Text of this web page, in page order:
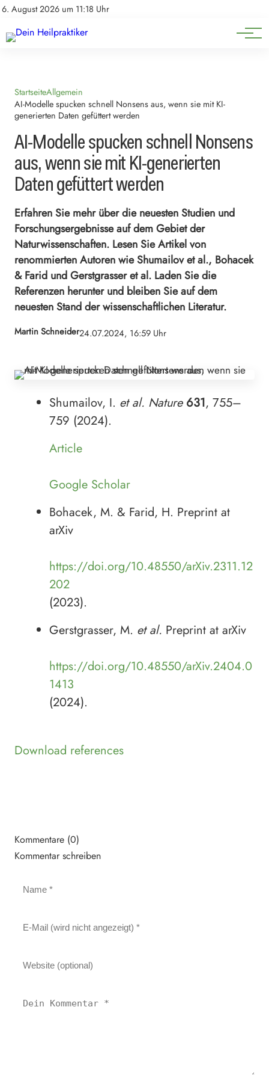
6. August 2026 um 11:18 Uhr
Impressum
Natürliche Medizin
Heilpflanzen & Kräuterkunde
StartseiteAllgemein
AI-Modelle spucken schnell Nonsens aus, wenn sie mit KI-
generierten Daten gefüttert werden
AI-Modelle spucken schnell Nonsens
aus, wenn sie mit KI-generierten
Daten gefüttert werden
Erfahren Sie mehr über die neuesten Studien und
Forschungsergebnisse auf dem Gebiet der
Naturwissenschaften. Lesen Sie Artikel von
renommierten Autoren wie Shumailov et al., Bohacek
& Farid und Gerstgrasser et al. Laden Sie die
Referenzen herunter und bleiben Sie auf dem
neuesten Stand der wissenschaftlichen Literatur.
Martin Schneider24.07.2024, 16:59 Uhr
Shumailov, I. et al. Nature 631, 755–
759 (2024).
Article
Google Scholar
Bohacek, M. & Farid, H. Preprint at
arXiv
https://doi.org/10.48550/arXiv.2311.12
202
(2023).
Gerstgrasser, M. et al. Preprint at arXiv
https://doi.org/10.48550/arXiv.2404.0
1413
(2024).
Download references
Kommentare (0)
Kommentar schreiben